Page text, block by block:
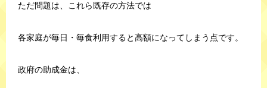
ただ問題は、これら既存の方法では
各家庭が毎日・毎食利用すると高額になってしまう点です。
政府の助成金は、